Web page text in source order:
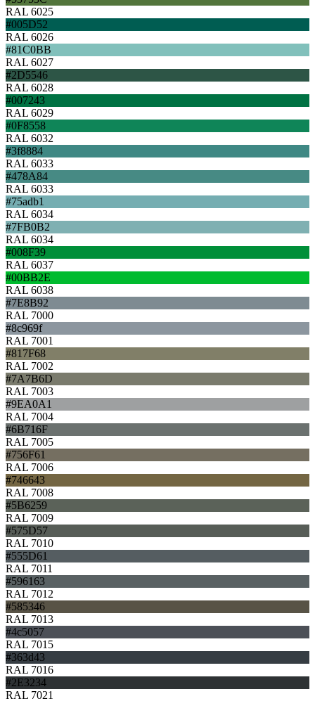
RAL 6025
#005D52
RAL 6026
#81C0BB
RAL 6027
#2D5546
RAL 6028
#007243
RAL 6029
#0F8558
RAL 6032
#3f8884
RAL 6033
#478A84
RAL 6033
#75adb1
RAL 6034
#7FB0B2
RAL 6034
#008F39
RAL 6037
#00BB2E
RAL 6038
#7E8B92
RAL 7000
#8c969f
RAL 7001
#817F68
RAL 7002
#7A7B6D
RAL 7003
#9EA0A1
RAL 7004
#6B716F
RAL 7005
#756F61
RAL 7006
#746643
RAL 7008
#5B6259
RAL 7009
#575D57
RAL 7010
#555D61
RAL 7011
#596163
RAL 7012
#585346
RAL 7013
#4c5057
RAL 7015
#363d43
RAL 7016
#2E3234
RAL 7021